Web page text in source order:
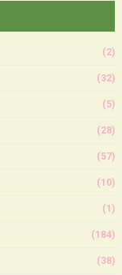
(2)
(32)
(5)
(28)
(57)
(10)
(1)
(184)
(38)